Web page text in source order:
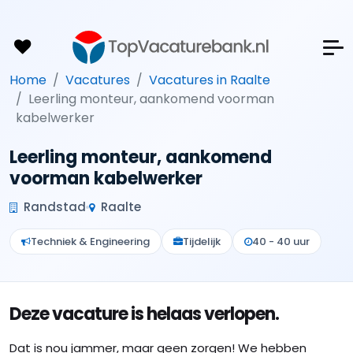
Home Vacatures
Vacatures in Raalte
Leerling monteur, aankomend voorman
kabelwerker
Leerling monteur, aankomend
voorman kabelwerker
Randstad Raalte
Techniek & Engineering Tijdelijk 40 - 40 uur
Deze vacature is helaas verlopen.
Dat is nou jammer, maar geen zorgen! We hebben